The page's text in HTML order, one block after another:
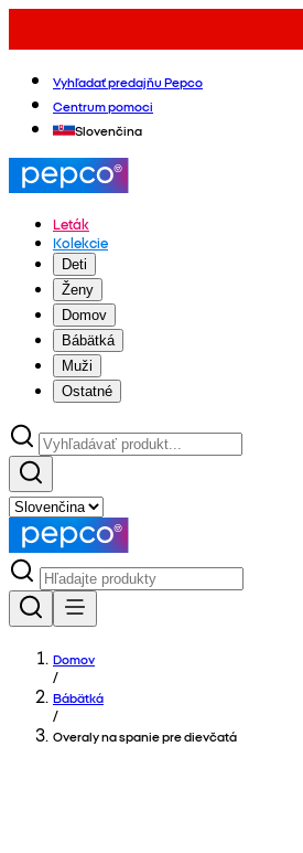
Vyhľadať predajňu Pepco
Centrum pomoci
Slovenčina
Leták
Kolekcie
Deti
Ženy
Domov
Bábätká
Muži
Ostatné
Domov
/
Bábätká
/
Overaly na spanie pre dievčatá